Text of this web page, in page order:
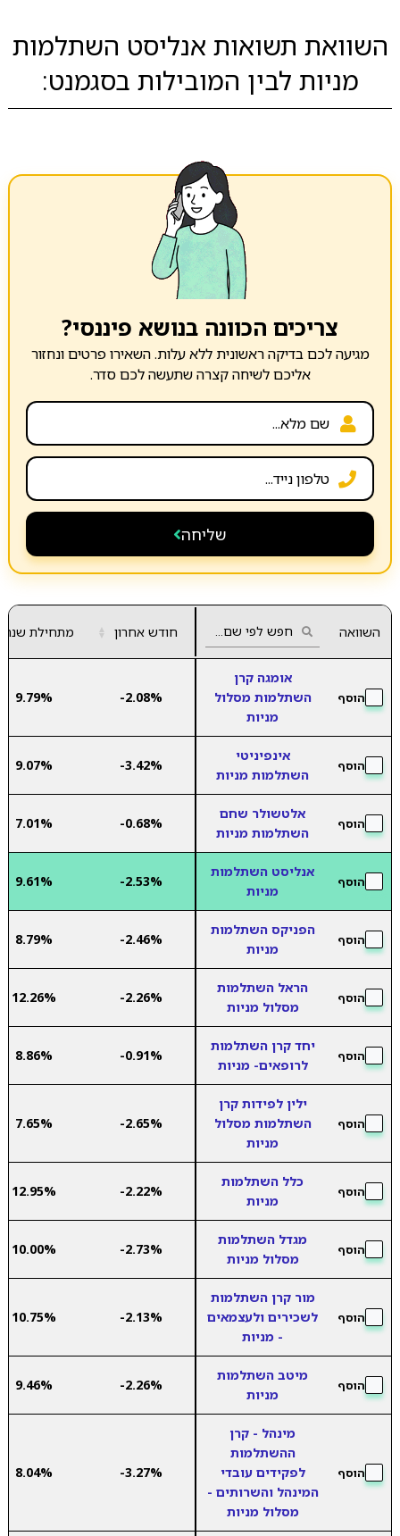
השוואת תשואות אנליסט השתלמות
מניות לבין המובילות בסגמנט:
צריכים הכוונה בנושא פיננסי?
מגיעה לכם בדיקה ראשונית ללא עלות. השאירו פרטים ונחזור
אליכם לשיחה קצרה שתעשה לכם סדר.
שליחה
השוואה חודש אחרון ▲
▼ מתחילת שנה
הוסף
אומגה קרן
השתלמות מסלול
מניות
-2.08%
9.79%
הוסף
אינפיניטי
השתלמות מניות
-3.42%
9.07%
הוסף
אלטשולר שחם
השתלמות מניות
-0.68%
7.01%
הוסף
אנליסט השתלמות
מניות
-2.53%
9.61%
הוסף
הפניקס השתלמות
מניות
-2.46%
8.79%
הוסף
הראל השתלמות
מסלול מניות
-2.26%
12.26%
הוסף
יחד קרן השתלמות
לרופאים- מניות
-0.91%
8.86%
הוסף
ילין לפידות קרן
השתלמות מסלול
מניות
-2.65%
7.65%
הוסף
כלל השתלמות
מניות
-2.22%
12.95%
הוסף
מגדל השתלמות
מסלול מניות
-2.73%
10.00%
הוסף
מור קרן השתלמות
לשכירים ולעצמאים
- מניות
-2.13%
10.75%
הוסף
מיטב השתלמות
מניות
-2.26%
9.46%
הוסף
מינהל - קרן
ההשתלמות
לפקידים עובדי
המינהל והשרותים -
מסלול מניות
-3.27%
8.04%